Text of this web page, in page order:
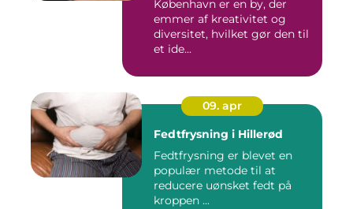
København er en by, der
emmer af kreativitet og
diversitet, hvilket gør den til
et ide...
09. apr
Fedtfrysning i Hillerød
Fedtfrysning er blevet en
populær metode til at
reducere uønsket fedt på
kroppen ...